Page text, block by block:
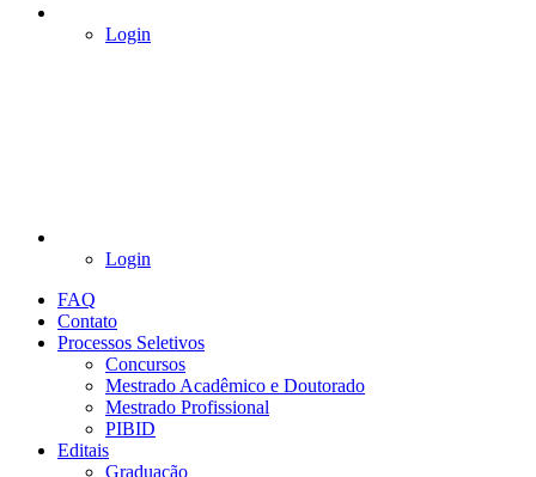
Login
Login
FAQ
Contato
Processos Seletivos
Concursos
Mestrado Acadêmico e Doutorado
Mestrado Profissional
PIBID
Editais
Graduação